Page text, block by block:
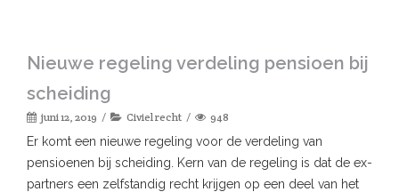
Nieuwe regeling verdeling pensioen bij
scheiding
juni 12, 2019 Civiel recht 948
Er komt een nieuwe regeling voor de verdeling van
pensioenen bij scheiding. Kern van de regeling is dat de ex-
partners een zelfstandig recht krijgen op een deel van het